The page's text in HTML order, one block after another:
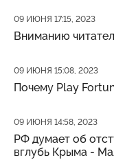
Дата публикации
09 ИЮНЯ 17:15, 2023
Вниманию
Дата публикации
09 ИЮНЯ 15:08, 2023
Почему Play
Дата публикации
09 ИЮНЯ 14:58, 2023
РФ думает об
вглубь Крыма -